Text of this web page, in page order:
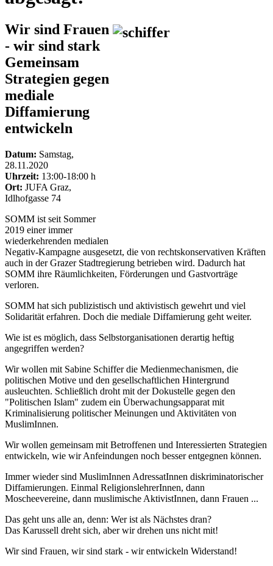
Wir sind Frauen
- wir sind stark
Gemeinsam
Strategien gegen
mediale
Diffamierung
entwickeln
Datum: Samstag,
28.11.2020
Uhrzeit: 13:00-18:00 h
Ort: JUFA Graz,
Idlhofgasse 74
SOMM ist seit Sommer
2019 einer immer
wiederkehrenden medialen
Negativ-Kampagne ausgesetzt, die von rechtskonservativen Kräften
auch in der Grazer Stadtregierung betrieben wird. Dadurch hat
SOMM ihre Räumlichkeiten, Förderungen und Gastvorträge
verloren.
SOMM hat sich publizistisch und aktivistisch gewehrt und viel
Solidarität erfahren. Doch die mediale Diffamierung geht weiter.
Wie ist es möglich, dass Selbstorganisationen derartig heftig
angegriffen werden?
Wir wollen mit Sabine Schiffer die Medienmechanismen, die
politischen Motive und den gesellschaftlichen Hintergrund
ausleuchten. Schließlich droht mit der Dokustelle gegen den
"Politischen Islam" zudem ein Überwachungsapparat mit
Kriminalisierung politischer Meinungen und Aktivitäten von
MuslimInnen.
Wir wollen gemeinsam mit Betroffenen und Interessierten Strategien
entwickeln, wie wir Anfeindungen noch besser entgegnen können.
Immer wieder sind MuslimInnen AdressatInnen diskriminatorischer
Diffamierungen. Einmal ReligionslehrerInnen, dann
Moscheevereine, dann muslimische AktivistInnen, dann Frauen ...
Das geht uns alle an, denn: Wer ist als Nächstes dran?
Das Karussell dreht sich, aber wir drehen uns nicht mit!
Wir sind Frauen, wir sind stark - wir entwickeln Widerstand!